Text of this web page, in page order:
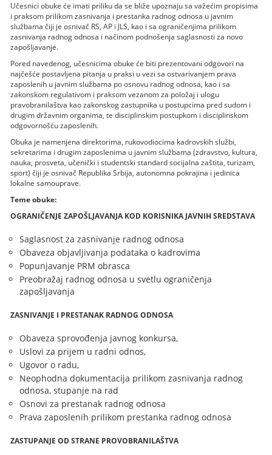
Učesnici obuke će imati priliku da se bliže upoznaju sa važećim propisima
i praksom prilikom zasnivanja i prestanka radnog odnosa u javnim
službama čiji je osnivač RS, AP i JLS, kao i sa ograničenjima prilikom
zasnivanja radnog odnosa i načinom podnošenja saglasnosti za novo
zapošljavanje.
Pored navedenog, učesnicima obuke će biti prezentovani odgovori na
najčešće postavljena pitanja u praksi u vezi sa ostvarivanjem prava
zaposlenih u javnim službama po osnovu radnog odnosa, kao i sa
zakonskom regulativom i praksom vezanom za položaj i ulogu
pravobranilaštva kao zakonskog zastupnika u postupcima pred sudom i
drugim državnim organima, te disciplinskim postupkom i disciplinskom
odgovornošću zaposlenih.
Obuka je namenjena direktorima, rukovodiocima kadrovskih službi,
sekretarima i drugim zaposlenima u javnim službama (zdravstvo, kultura,
nauka, prosveta, učenički i studentski standard socijalna zaštita, turizam,
sport) čiji je osnivač Republika Srbija, autonomna pokrajina i jedinica
lokalne samouprave.
Teme obuke:
OGRANIČENJE ZAPOŠLJAVANJA KOD KORISNIKA JAVNIH SREDSTAVA
Saglasnost za zasnivanje radnog odnosa
Obaveza objavljivanja podataka o kadrovima
Popunjavanje PRM obrasca
Preobražaj radnog odnosa u svetlu ograničenja
zapošljavanja
ZASNIVANJE I PRESTANAK RADNOG ODNOSA
Obaveza sprovođenja javnog konkursa,
Uslovi za prijem u radni odnos,
Ugovor o radu,
Neophodna dokumentacija prilikom zasnivanja radnog
odnosa, stupanje na rad
Osnovi za prestanak radnog odnosa
Prava zaposlenih prilikom prestanka radnog odnosa
ZASTUPANJE OD STRANE PROVOBRANILAŠTVA